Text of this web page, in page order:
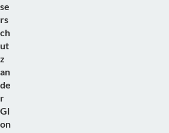
se
rs
ch
ut
z
an
de
r
Gl
on